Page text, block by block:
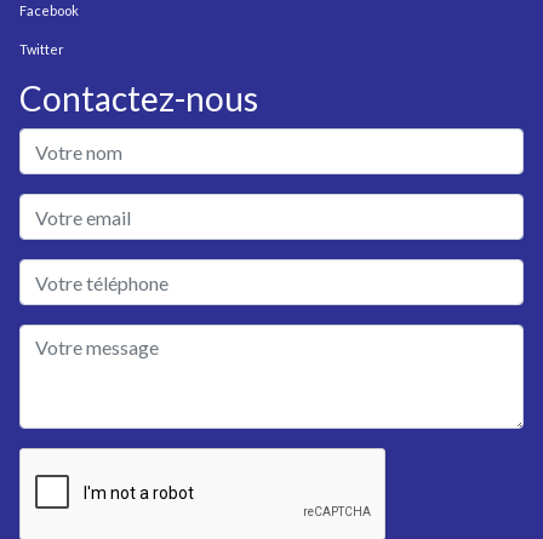
Facebook
Twitter
Contactez-nous